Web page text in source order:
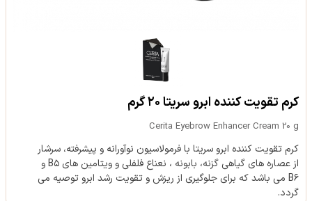
کرم تقویت کننده ابرو سریتا ۲۰ گرم
Cerita Eyebrow Enhancer Cream 20 g
کرم تقویت کننده ابرو سریتا با فرمولاسیون نوآورانه و پیشرفته، سرشار
از عصاره های گیاهی گزنه، بابونه ، نعناع فلفلی و ویتامین های B۵ و
B۶ می باشد که برای جلوگیری از ریزش و تقویت رشد ابرو توصیه می
گردد.